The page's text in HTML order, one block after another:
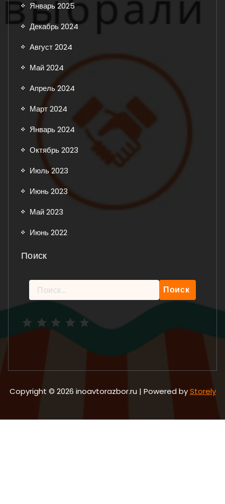
Январь 2025
Декабрь 2024
Август 2024
Май 2024
Апрель 2024
Март 2024
Январь 2024
Октябрь 2023
Июль 2023
Июнь 2023
Май 2023
Июнь 2022
Поиск
Найти:
Copyright © 2026 inoavtorazbor.ru | Powered byStorely